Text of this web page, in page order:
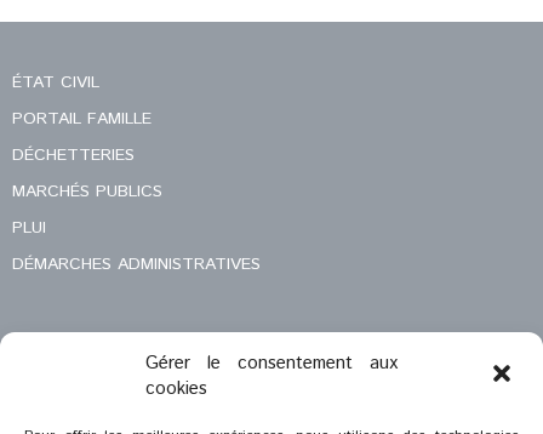
Gérer le consentement aux
cookies
ÉTAT CIVIL
PORTAIL FAMILLE
DÉCHETTERIES
MARCHÉS PUBLICS
PLUI
DÉMARCHES ADMINISTRATIVES
MENTIONS LÉGALES